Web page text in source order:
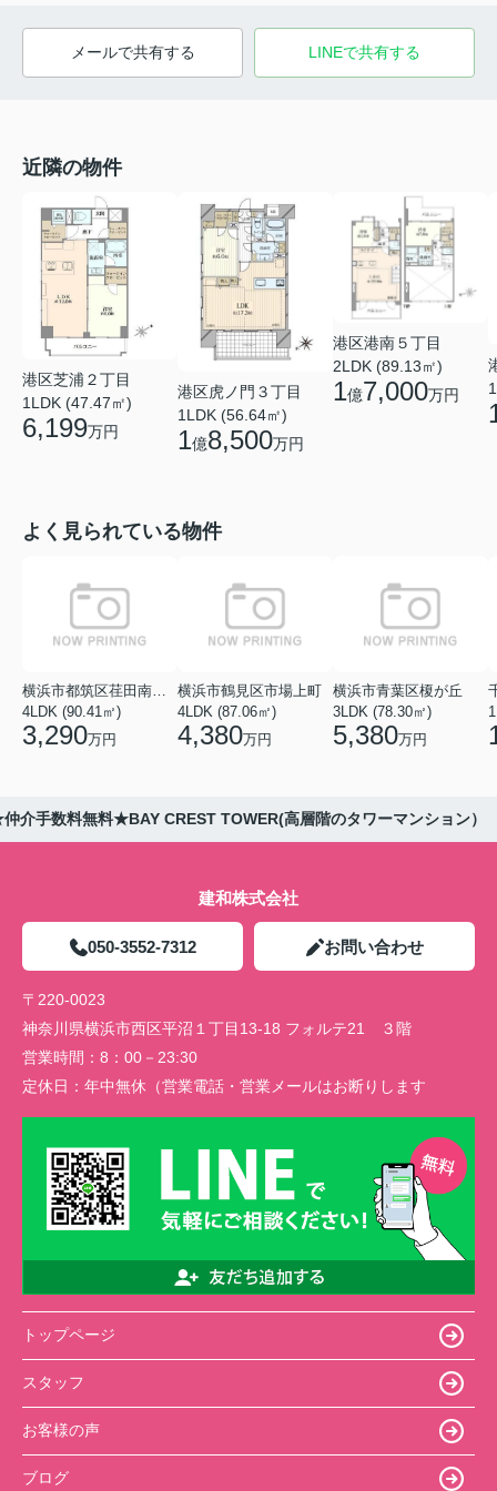
メールで共有する LINEで共有する
近隣の物件
港区芝浦２丁目
1LDK (47.47㎡)
6,199万円
港区虎ノ門３丁目
1LDK (56.64㎡)
1億8,500万円
港区港南５丁目
2LDK (89.13㎡)
1億7,000万円
よく見られている物件
4LDK (90.41㎡)
3,290万円
横浜市鶴見区市場上町
4LDK (87.06㎡)
4,380万円
横浜市青葉区榎が丘
3LDK (78.30㎡)
5,380万円
介手数料無料★BAY CREST TOWER(高層階のタワーマンション）
建和株式会社
050-3552-7312 お問い合わせ
〒220-0023
神奈川県横浜市西区平沼１丁目13-18 フォルテ21 ３階
営業時間： 8：00－23:30
定休日： 年中無休（営業電話・営業メールはお断りします
トップページ
スタッフ
お客様の声
ブログ